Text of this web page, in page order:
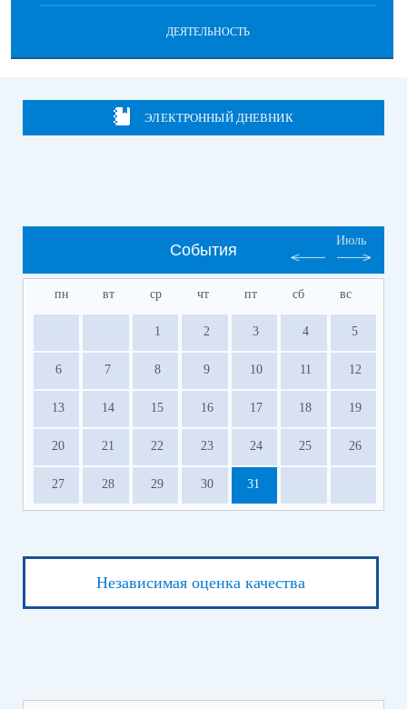
ДЕЯТЕЛЬНОСТЬ
ЭЛЕКТРОННЫЙ ДНЕВНИК
События
Июль
пн вт ср чт пт сб вс
1 2 3 4 5
6 7 8 9 10 11 12
13 14 15 16 17 18 19
20 21 22 23 24 25 26
27 28 29 30 31
Независимая оценка качества